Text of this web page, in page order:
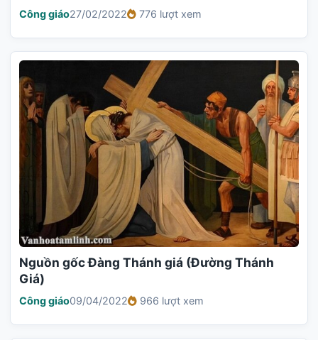
Công giáo27/02/2022 776 lượt xem
Nguồn gốc Đàng Thánh giá (Đường Thánh
Giá)
Công giáo09/04/2022 966 lượt xem